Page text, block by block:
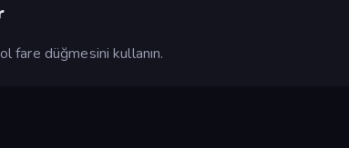
fare düğmesini kullanın.